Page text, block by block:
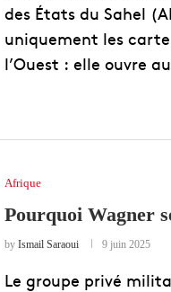
des États du Sahel
uniquement les
l’Ouest : elle ouvre
Afrique
Pourquoi Wagner
by Ismail Saraoui 9 juin 2025
Le groupe privé